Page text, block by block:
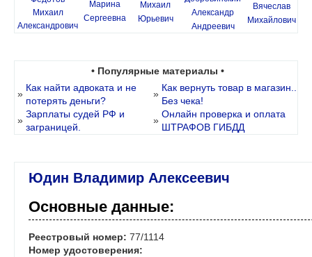
Михаил
Александрович
Марина
Сергеевна
Михаил
Юрьевич
Александр
Андреевич
Вячеслав
Михайлович
• Популярные материалы •
»
Как найти адвоката и не
потерять деньги?
»
Как вернуть товар в магазин..
Без чека!
»
Зарплаты судей РФ и
заграницей.
»
Онлайн проверка и оплата
ШТРАФОВ ГИБДД
Юдин Владимир Алексеевич
Основные данные:
Реестровый номер: 77/1114
Номер удостоверения: